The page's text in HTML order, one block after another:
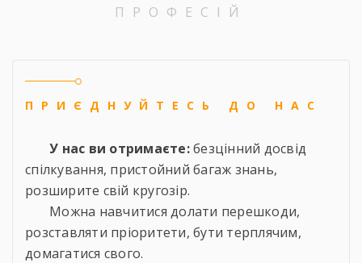
ПРОФЕСІЙ
ПРИЄДНУЙТЕСЬ ДО НАС
У нас ви отримаєте:безцінний досвід
спілкування, пристойний багаж знань,
розширите свій кругозір.
Можна навчитися долати перешкоди,
розставляти пріоритети, бути терплячим,
домагатися свого.